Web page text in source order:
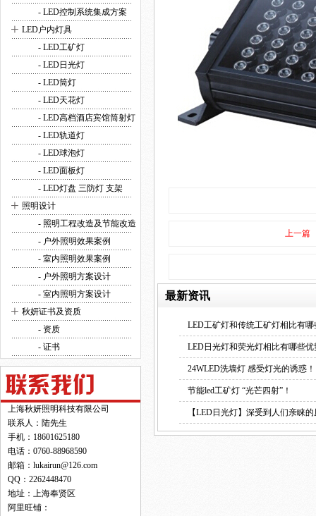
- LED控制系统集成方案
+ LED户内灯具
- LED工矿灯
- LED日光灯
- LED筒灯
- LED天花灯
- LED高档酒店宾馆筒射灯
- LED轨道灯
- LED球泡灯
- LED面板灯
- LED灯盘 三防灯 支架
+ 照明设计
- 照明工程改造及节能改造
- 户外照明效果案例
- 室内照明效果案例
- 户外照明方案设计
- 室内照明方案设计
+ 秋妍证书及资质
- 资质
- 证书
上海秋妍照明科技有限公司
联系人：陆先生
手机：18601625180
电话：0760-88968590
邮箱：lukairun@126.com
QQ：2262448470
地址：上海奉贤区
阿里旺铺：
上一篇
最新资讯
LED工矿灯和传统工矿灯相比有
LED日光灯和荧光灯相比有哪些优
24WLED洗墙灯 感受灯光的诱惑！
节能led工矿灯 “光芒四射”！
【LED日光灯】深受到人们亲睐